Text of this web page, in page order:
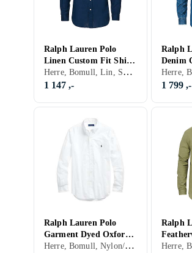
Ralph Lauren Polo
Linen Custom Fit Shirt
(Herre)
Herre, Bomull, Lin, Sort, Hvit, Turkis, Brun, Blå, Rød, Gul, Oransje, Grønn, Beige, Rosa, Lilla, Khaki, Stripete, Logo
1 147 ,-
Ralph
Denim
(Herre)
1 799 ,-
Ralph Lauren Polo
Garment Dyed Oxford
Slim Fit Shirt (Herre)Herre, Bomull, Nylon/Polyamid, Sort, Hvit, Grå, Turkis, Brun, Blå, Rød, Gul, Oransje, Grønn, Beige, Rosa, Khaki, Logo
Ralph
Shirt